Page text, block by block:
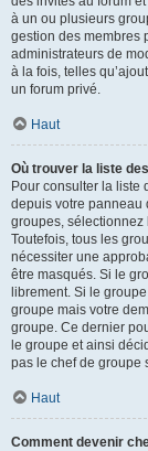
à un ou plusieurs
gestion des membres
administrateurs de
à la fois, telles
un forum privé.
Haut
Où trouver la liste
Pour consulter la liste
depuis votre panneau
groupes,
Toutefois, tous les
nécessiter une
être masqués. Si le
librement. Si le
groupe mais votre
groupe. Ce dernier
le groupe et ainsi
pas le chef de groupe
Haut
Comment devenir